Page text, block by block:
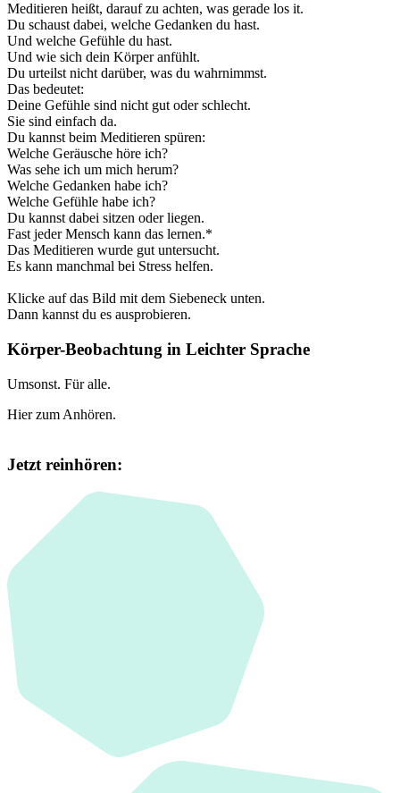
Meditieren heißt, darauf zu achten, was gerade los it.
Du schaust dabei, welche Gedanken du hast.
Und welche Gefühle du hast.
Und wie sich dein Körper anfühlt.
Du urteilst nicht darüber, was du wahrnimmst.
Das bedeutet:
Deine Gefühle sind nicht gut oder schlecht.
Sie sind einfach da.
Du kannst beim Meditieren spüren:
Welche Geräusche höre ich?
Was sehe ich um mich herum?
Welche Gedanken habe ich?
Welche Gefühle habe ich?
Du kannst dabei sitzen oder liegen.
Fast jeder Mensch kann das lernen.*
Das Meditieren wurde gut untersucht.
Es kann manchmal bei Stress helfen.
Klicke auf das Bild mit dem Siebeneck unten.
Dann kannst du es ausprobieren.
Körper-Beobachtung in Leichter Sprache
Umsonst. Für alle.
Hier zum Anhören.
Jetzt reinhören: